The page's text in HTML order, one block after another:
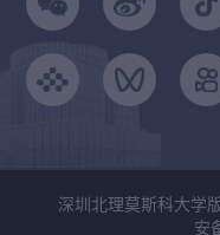
深圳北理莫斯科大学
安